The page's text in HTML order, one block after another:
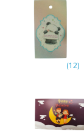
(12)